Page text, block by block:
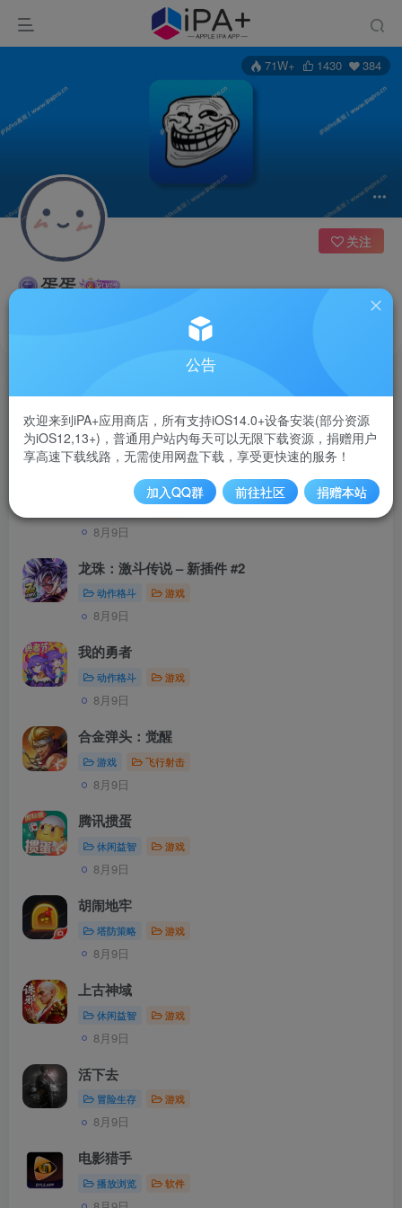
71W+ 1430 384
蛋蛋
关注
文章182 商品2 收藏0 评论231 反馈0 粉丝384
发布 182 排序
软件
8月9日
龙珠：激斗传说 – 新插件 #2
动作格斗 游戏
8月9日
我的勇者
动作格斗 游戏
8月9日
合金弹头：觉醒
游戏 飞行射击
8月9日
腾讯掼蛋
休闲益智 游戏
8月9日
胡闹地牢
塔防策略 游戏
8月9日
上古神域
休闲益智 游戏
8月9日
活下去
冒险生存 游戏
8月9日
电影猎手
播放浏览 软件
公告
欢迎来到iPA+应用商店，所有支持iOS14.0+设备安装(部分资源
为iOS12,13+)，普通用户站内每天可以无限下载资源，捐赠用户
享高速下载线路，无需使用网盘下载，享受更快速的服务！
加入QQ群 前往社区 捐赠本站